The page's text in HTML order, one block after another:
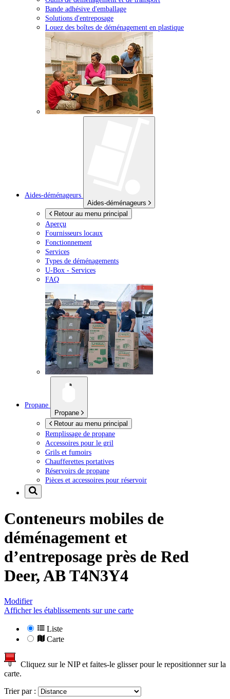
Bande adhésive d'emballage
Solutions d'entreposage
Louez des boîtes de déménagement en plastique
Aides-déménageurs
Aides-déménageurs
Retour au menu principal
Aperçu
Fournisseurs locaux
Fonctionnement
Services
Types de déménagements
U-Box - Services
FAQ
Propane
Propane
Retour au menu principal
Remplissage de propane
Accessoires pour le gril
Grils et fumoirs
Chaufferettes portatives
Réservoirs de propane
Pièces et accessoires pour réservoir
Conteneurs mobiles de
déménagement et
d’entreposage près de Red
Deer, AB T4N3Y4
Modifier
Afficher les établissements sur une carte
Liste
Carte
Cliquez sur le NIP et faites-le glisser pour le repositionner sur la
carte.
Trier par :